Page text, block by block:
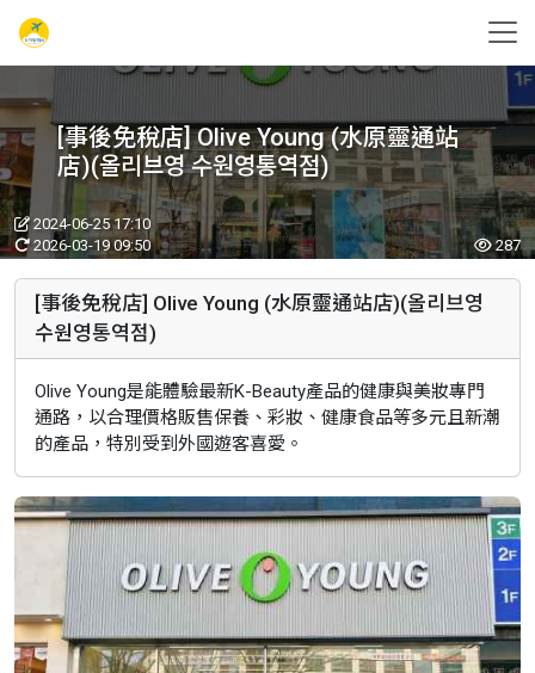
[事後免稅店] Olive Young (水原靈通站
店)(올리브영 수원영통역점)
2024-06-25 17:10
2026-03-19 09:50
287
[事後免稅店] Olive Young (水原靈通站店)(올리브영
수원영통역점)
Olive Young是能體驗最新K-Beauty產品的健康與美妝專門
通路，以合理價格販售保養、彩妝、健康食品等多元且新潮
的產品，特別受到外國遊客喜愛。